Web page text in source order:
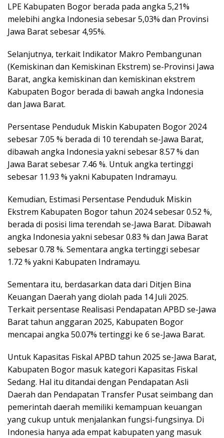
LPE Kabupaten Bogor berada pada angka 5,21%
melebihi angka Indonesia sebesar 5,03% dan Provinsi
Jawa Barat sebesar 4,95%.
Selanjutnya, terkait Indikator Makro Pembangunan
(Kemiskinan dan Kemiskinan Ekstrem) se-Provinsi Jawa
Barat, angka kemiskinan dan kemiskinan ekstrem
Kabupaten Bogor berada di bawah angka Indonesia
dan Jawa Barat.
Persentase Penduduk Miskin Kabupaten Bogor 2024
sebesar 7.05 % berada di 10 terendah se-Jawa Barat,
dibawah angka Indonesia yakni sebesar 8.57 % dan
Jawa Barat sebesar 7.46 %. Untuk angka tertinggi
sebesar 11.93 % yakni Kabupaten Indramayu.
Kemudian, Estimasi Persentase Penduduk Miskin
Ekstrem Kabupaten Bogor tahun 2024 sebesar 0.52 %,
berada di posisi lima terendah se-Jawa Barat. Dibawah
angka Indonesia yakni sebesar 0.83 % dan Jawa Barat
sebesar 0.78 %. Sementara angka tertinggi sebesar
1.72 % yakni Kabupaten Indramayu.
Sementara itu, berdasarkan data dari Ditjen Bina
Keuangan Daerah yang diolah pada 14 Juli 2025.
Terkait persentase Realisasi Pendapatan APBD se-Jawa
Barat tahun anggaran 2025, Kabupaten Bogor
mencapai angka 50.07% tertinggi ke 6 se-Jawa Barat.
Untuk Kapasitas Fiskal APBD tahun 2025 se-Jawa Barat,
Kabupaten Bogor masuk kategori Kapasitas Fiskal
Sedang. Hal itu ditandai dengan Pendapatan Asli
Daerah dan Pendapatan Transfer Pusat seimbang dan
pemerintah daerah memiliki kemampuan keuangan
yang cukup untuk menjalankan fungsi-fungsinya. Di
Indonesia hanya ada empat kabupaten yang masuk